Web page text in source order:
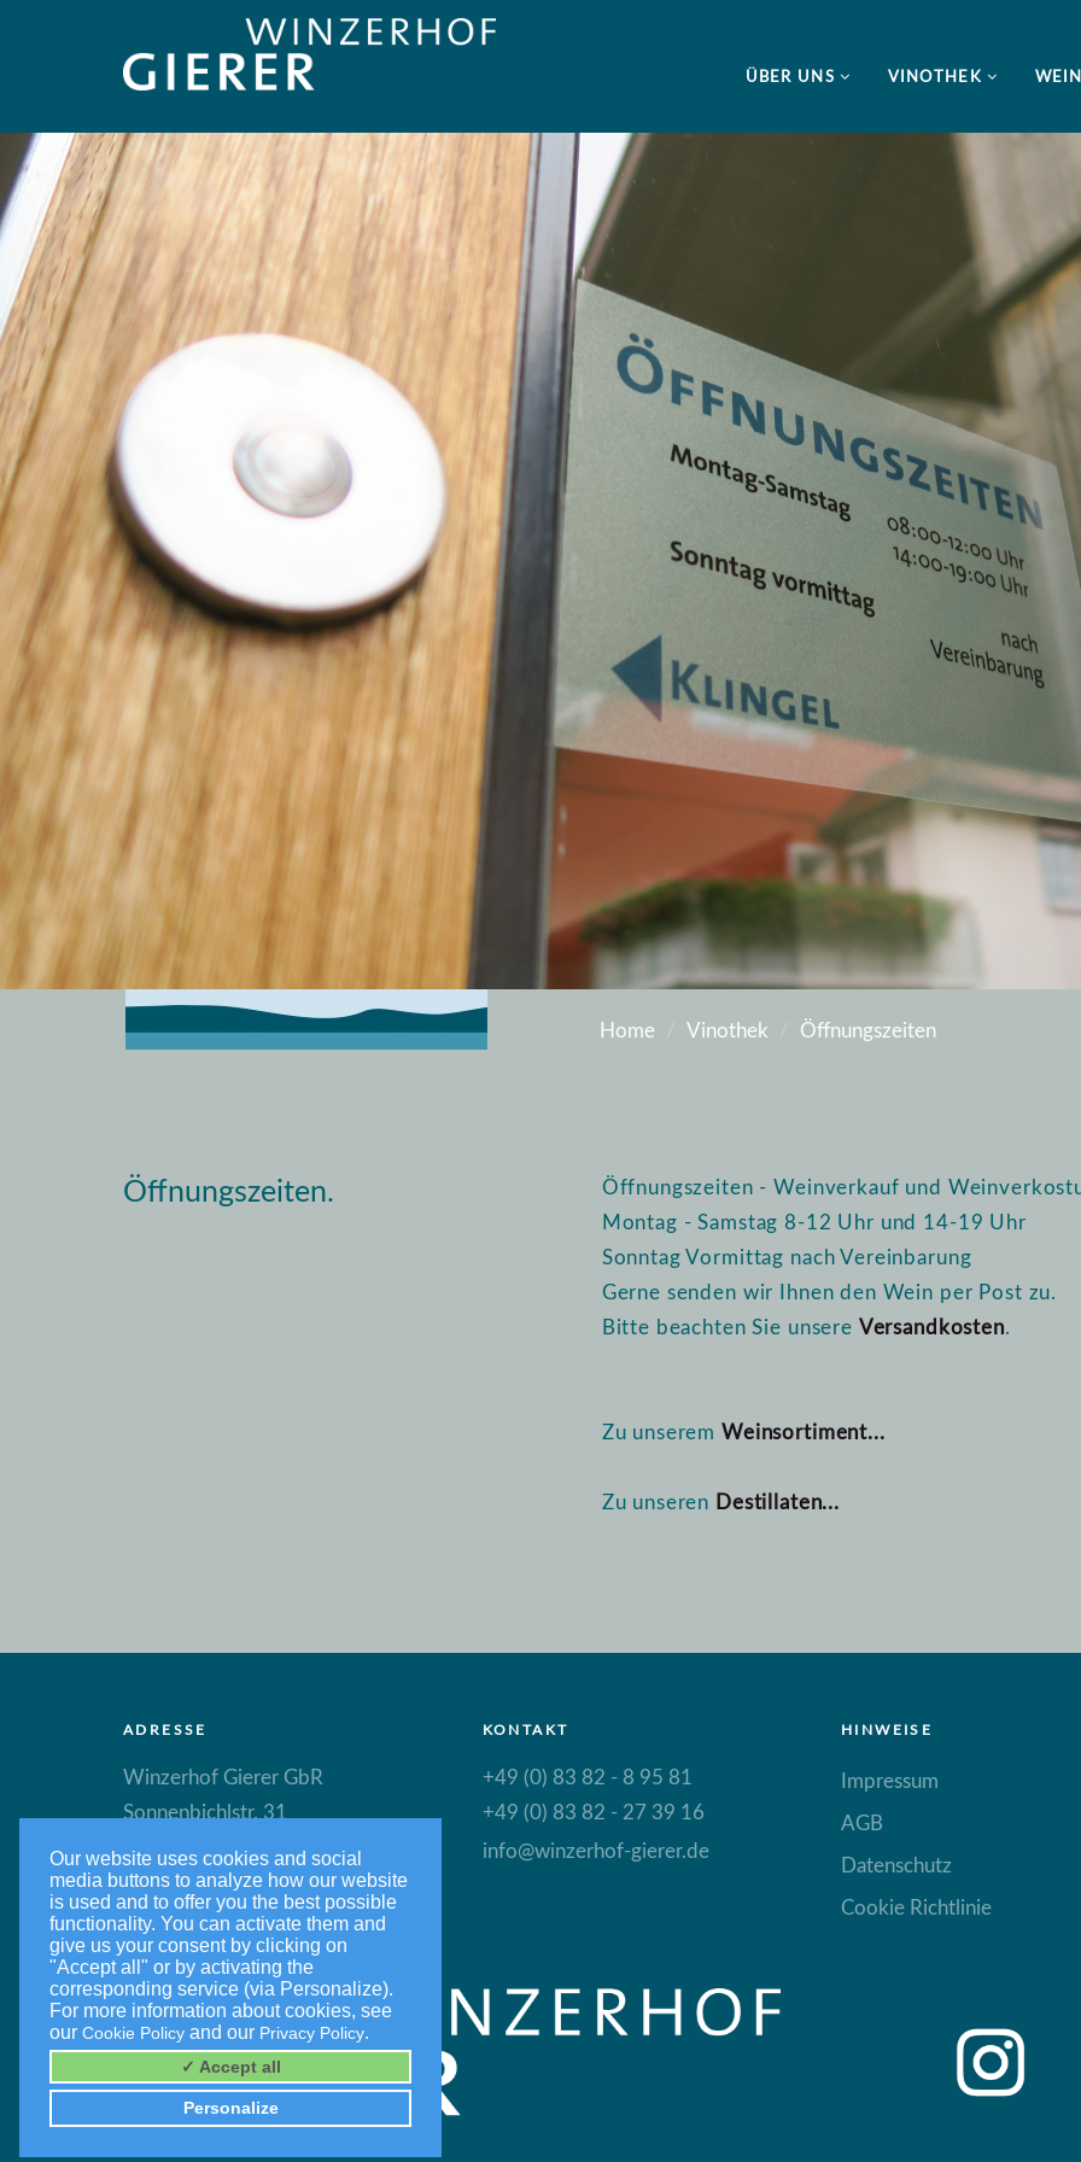
ÜBER UNS VINOTHEK
Home Vinothek Öffnungszeiten
Öffnungszeiten.
Öffnungszeiten - Weinverkauf und
Montag - Samstag 8-12 Uhr und 14-19 Uhr
Sonntag Vormittag nach Vereinbarung
Gerne senden wir Ihnen den Wein per Post zu.
Bitte beachten Sie unsere Versandkosten.
Zu unseremWeinsortiment...
Zu unseren Destillaten...
ADRESSE
Winzerhof Gierer GbR
Sonnenbichlstr. 31
88149 Nonnenhorn
KONTAKT
+49 (0) 83 82 - 8 95 81
+49 (0) 83 82 - 27 39 16
info@winzerhof-gierer.de
HINWEISE
Impressum
AGB
Datenschutz
Cookie Richtlinie
Our website uses cookies and social
media buttons to analyze how our website
is used and to offer you the best possible
functionality. You can activate them and
give us your consent by clicking on
"Accept all" or by activating the
corresponding service (via Personalize).
For more information about cookies, see
our Cookie Policy and our Privacy Policy.
✓ Accept all
Personalize